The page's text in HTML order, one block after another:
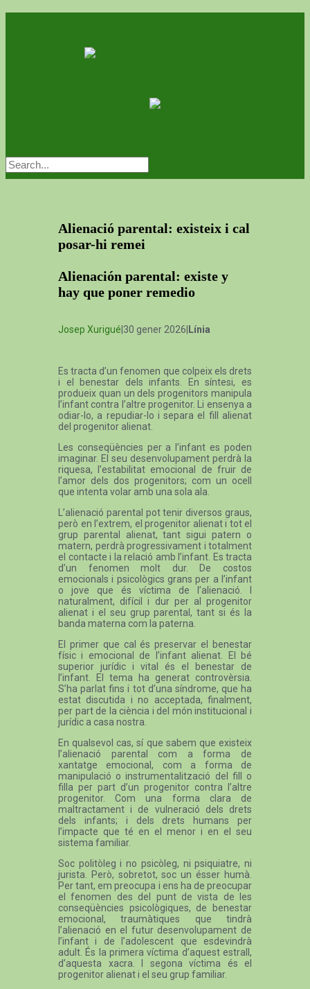
Alienació parental: existeix i cal
posar-hi remei
Alienación parental: existe y
hay que poner remedio
Josep Xurigué |30 gener 2026| Línia
Es tracta d’un fenomen que colpeix els drets
i el benestar dels infants. En síntesi, es
produeix quan un dels progenitors manipula
l’infant contra l’altre progenitor. Li ensenya a
odiar-lo, a repudiar-lo i separa el fill alienat
del progenitor alienat.
Les conseqüències per a l’infant es poden
imaginar. El seu desenvolupament perdrà la
riquesa, l’estabilitat emocional de fruir de
l’amor dels dos progenitors; com un ocell
que intenta volar amb una sola ala.
L’alienació parental pot tenir diversos graus,
però en l’extrem, el progenitor alienat i tot el
grup parental alienat, tant sigui patern o
matern, perdrà progressivament i totalment
el contacte i la relació amb l’infant. Es tracta
d’un fenomen molt dur. De costos
emocionals i psicològics grans per a l’infant
o jove que és víctima de l’alienació. I
naturalment, difícil i dur per al progenitor
alienat i el seu grup parental, tant si és la
banda materna com la paterna.
El primer que cal és preservar el benestar
físic i emocional de l’infant alienat. El bé
superior jurídic i vital és el benestar de
l’infant. El tema ha generat controvèrsia.
S’ha parlat fins i tot d’una síndrome, que ha
estat discutida i no acceptada, finalment,
per part de la ciència i del món institucional i
jurídic a casa nostra.
En qualsevol cas, sí que sabem que existeix
l’alienació parental com a forma de
xantatge emocional, com a forma de
manipulació o instrumentalització del fill o
filla per part d’un progenitor contra l’altre
progenitor. Com una forma clara de
maltractament i de vulneració dels drets
dels infants; i dels drets humans per
l’impacte que té en el menor i en el seu
sistema familiar.
Soc politòleg i no psicòleg, ni psiquiatre, ni
jurista. Però, sobretot, soc un ésser humà.
Per tant, em preocupa i ens ha de preocupar
el fenomen des del punt de vista de les
conseqüències psicològiques, de benestar
emocional, traumàtiques que tindrà
l’alienació en el futur desenvolupament de
l’infant i de l’adolescent que esdevindrà
adult. És la primera víctima d’aquest estrall,
d’aquesta xacra. I segona víctima és el
progenitor alienat i el seu grup familiar.